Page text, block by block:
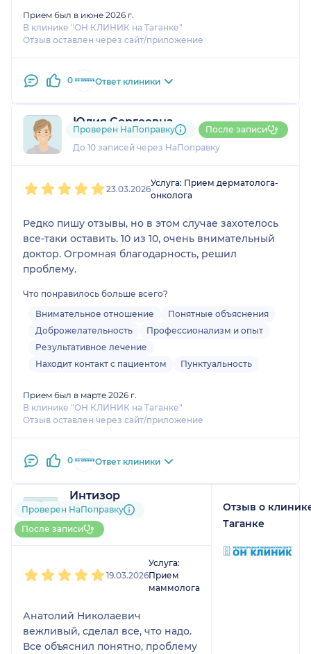
Прием был в июне 2026 г.
В клинике "ОН КЛИНИК на Таганке"
Отзыв оставлен через сайт/приложение
0 Ответ клиники
Юлия Сергеевна
3 отзываи 1 оценка
До 10 записей через НаПоправку
Проверен НаПоправку После записи
23.03.2026
Услуга: Прием дерматолога-
онколога
Редко пишу отзывы, но в этом случае захотелось
все-таки оставить. 10 из 10, очень внимательный
доктор. Огромная благодарность, решил
проблему.
Что понравилось больше всего?
Внимательное отношение
Понятные объяснения
Доброжелательность
Профессионализм и опыт
Результативное лечение
Находит контакт с пациентом
Пунктуальность
Прием был в марте 2026 г.
В клинике "ОН КЛИНИК на Таганке"
Отзыв оставлен через сайт/приложение
0 Ответ клиники
Интизор
1 отзыв
До 5 записей через
НаПоправку
Проверен НаПоправку
После записи
19.03.2026
Услуга:
Прием
маммолога
Анатолий Николаевич
вежливый, сделал все, что надо.
Все объяснил понятно, проблему
Отзыв о
Таганке